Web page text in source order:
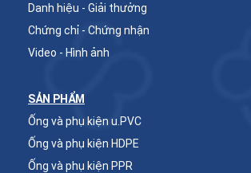
Danh hiệu - Giải thưởng
Chứng chỉ - Chứng nhận
Video - Hình ảnh
SẢN PHẨM
Ống và phụ kiện u.PVC
Ống và phụ kiện HDPE
Ống và phụ kiện PPR